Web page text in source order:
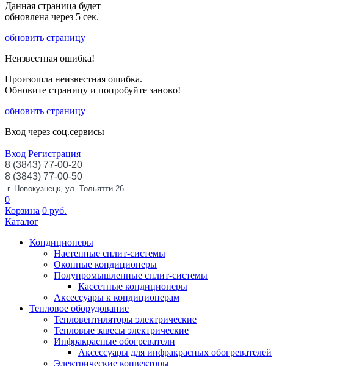
Данная страница будет
обновлена через 5 сек.
обновить страницу
Неизвестная ошибка!
Произошла неизвестная ошибка.
Обновите страницу и попробуйте заново!
обновить страницу
Вход через соц.сервисы
Вход Регистрация
8 (3843) 77-00-20
8 (3843) 77-00-50
г. Новокузнецк, ул. Тольятти 26
0
Корзина 0 руб.
Каталог
Кондиционеры
Настенные сплит-системы
Оконные кондиционеры
Полупромышленные сплит-системы
Кассетные кондиционеры
Аксессуары к кондиционерам
Тепловое оборудование
Тепловентиляторы электрические
Тепловые завесы электрические
Инфракрасные обогреватели
Аксессуары для инфракрасных обогревателей
Электрические конвекторы